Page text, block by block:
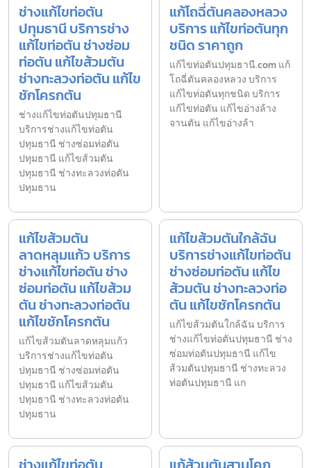
ช่างแก้ไขท่อตัน
ปทุมธานี บริการช่าง
แก้ไขท่อตัน ช่างซ่อม
ท่อตัน แก้ไขส้วมตัน
ช่างทะลวงท่อตัน แก้ไข
ชักโครกตัน
ช่างแก้ไขท่อตันปทุมธานี
บริการช่างแก้ไขท่อตัน
ปทุมธานี ช่างซ่อมท่อตัน
ปทุมธานี แก้ไขส้วมตัน
ปทุมธานี ช่างทะลวงท่อตัน
ปทุมธาน
แก้โถฉี่ตันคลองหลวง
บริการ แก้ไขท่อตันทุก
ชนิด ราคาถูก
แก้ไขท่อตันปทุมธานี.com แก้
โถฉี่ตันคลองหลวง บริการ
แก้ไขท่อตันทุกชนิด บริการ
แก้ไขท่อตัน แก้ไขอ่างล้าง
จานตัน แก้ไขอ่างล้า
แก้ไขส้วมตัน
ลาดหลุมแก้ว บริการ
ช่างแก้ไขท่อตัน ช่าง
ซ่อมท่อตัน แก้ไขส้วม
ตัน ช่างทะลวงท่อตัน
แก้ไขชักโครกตัน
แก้ไขส้วมตันลาดหลุมแก้ว
บริการช่างแก้ไขท่อตัน
ปทุมธานี ช่างซ่อมท่อตัน
ปทุมธานี แก้ไขส้วมตัน
ปทุมธานี ช่างทะลวงท่อตัน
ปทุมธาน
แก้ไขส้วมตันใกล้ฉัน
บริการช่างแก้ไขท่อตัน
ช่างซ่อมท่อตัน แก้ไข
ส้วมตัน ช่างทะลวงท่อ
ตัน แก้ไขชักโครกตัน
แก้ไขส้วมตันใกล้ฉัน บริการ
ช่างแก้ไขท่อตันปทุมธานี ช่าง
ซ่อมท่อตันปทุมธานี แก้ไข
ส้วมตันปทุมธานี ช่างทะลวง
ท่อตันปทุมธานี แก